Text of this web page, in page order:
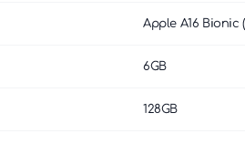
Apple A16 Bionic
6GB
128GB